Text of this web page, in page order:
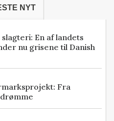
NYT
En af landets
nu grisene til Danish
Fra